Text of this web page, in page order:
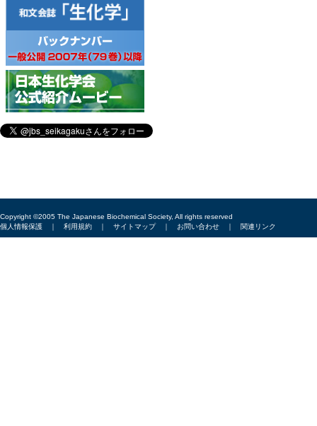
Copyright ©2005 The Japanese Biochemical Society, All rights reserved
個人情報保護 ｜ 利用規約 ｜ サイトマップ｜ お問い合わせ ｜ 関連リンク